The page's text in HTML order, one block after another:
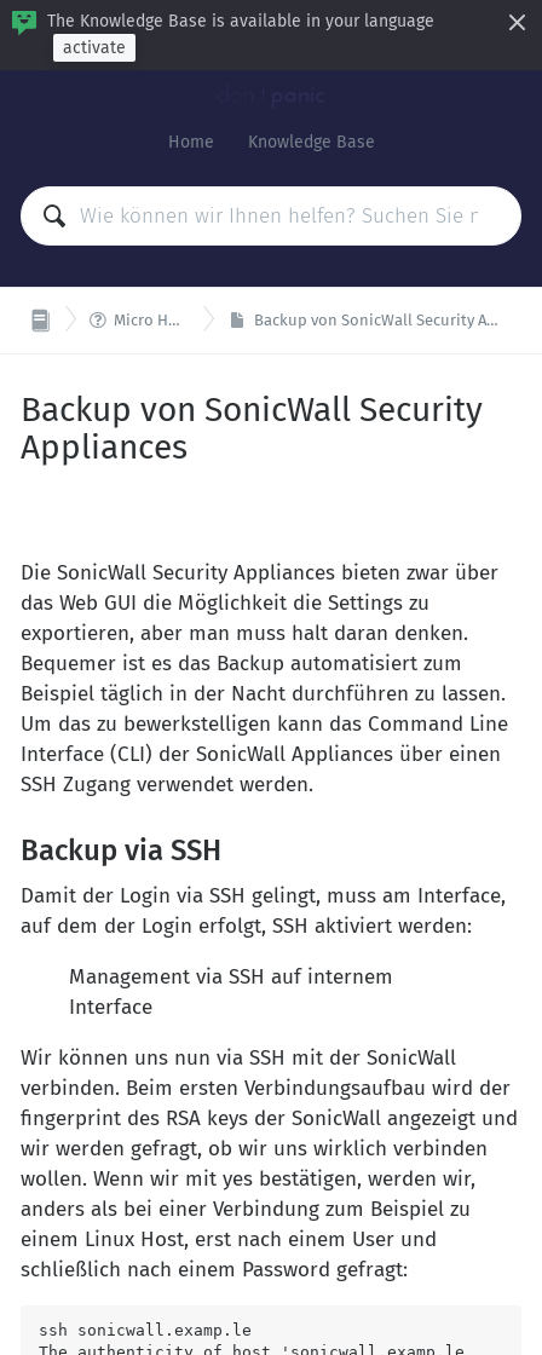
The Knowledge Base is available in your language
activate
Home Knowledge Base
 Micro How To Backup von SonicWall Security Appliances
Backup von SonicWall Security
Appliances
Die SonicWall Security Appliances bieten zwar über
das Web GUI die Möglichkeit die Settings zu
exportieren, aber man muss halt daran denken.
Bequemer ist es das Backup automatisiert zum
Beispiel täglich in der Nacht durchführen zu lassen.
Um das zu bewerkstelligen kann das Command Line
Interface (CLI) der SonicWall Appliances über einen
SSH Zugang verwendet werden.
Backup via SSH
Damit der Login via SSH gelingt, muss am Interface,
auf dem der Login erfolgt, SSH aktiviert werden:
Management via SSH auf internem
Interface
Wir können uns nun via SSH mit der SonicWall
verbinden. Beim ersten Verbindungsaufbau wird der
fingerprint des RSA keys der SonicWall angezeigt und
wir werden gefragt, ob wir uns wirklich verbinden
wollen. Wenn wir mit yes bestätigen, werden wir,
anders als bei einer Verbindung zum Beispiel zu
einem Linux Host, erst nach einem User und
schließlich nach einem Password gefragt:
ssh sonicwall.examp.le